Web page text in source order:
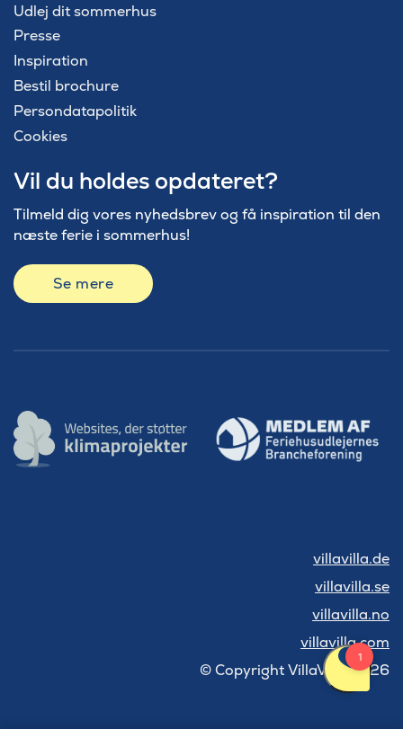
Udlej dit sommerhus
Presse
Inspiration
Bestil brochure
Persondatapolitik
Cookies
Vil du holdes opdateret?
Tilmeld dig vores nyhedsbrev og få inspiration til den
næste ferie i sommerhus!
Se mere
villavilla.de
villavilla.se
villavilla.no
villavilla.com
© Copyright VillaVilla 2026